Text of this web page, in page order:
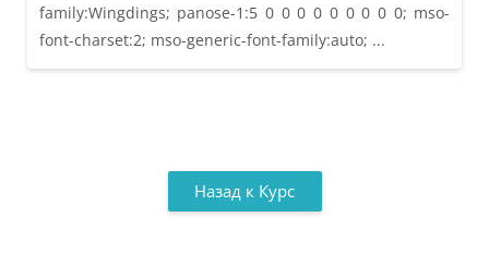
family:Wingdings; panose-1:5 0 0 0 0 0 0 0 0 0; mso-
font-charset:2; mso-generic-font-family:auto; ...
Назад к Курс